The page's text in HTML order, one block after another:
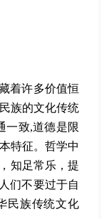
着许多价值恒
族的文化传统
一致,道德是限
特征。哲学中
知足常乐，提
们不要过于自
民族传统文化